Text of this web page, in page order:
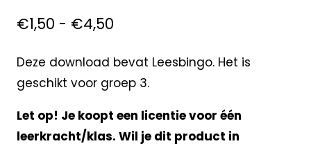
€1,50 - €4,50
Deze download bevat Leesbingo. Het is
geschikt voor groep 3.
Let op! Je koopt een licentie voor één
leerkracht/klas. Wil je dit product in